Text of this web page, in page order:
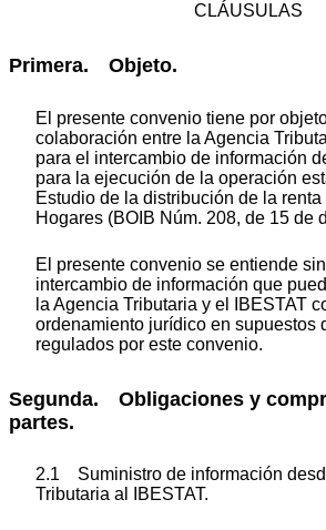
CLÁUSULAS
Primera. Objeto.
El presente convenio tiene por
colaboración entre la Agencia
para el intercambio de información
para la ejecución de la operación
Estudio de la distribución de la
Hogares (BOIB Núm. 208, de 15 de
El presente convenio se entiende
intercambio de información que
la Agencia Tributaria y el IBESTAT
ordenamiento jurídico en supuestos
regulados por este convenio.
Segunda. Obligaciones y
partes.
2.1 Suministro de información
Tributaria al IBESTAT.